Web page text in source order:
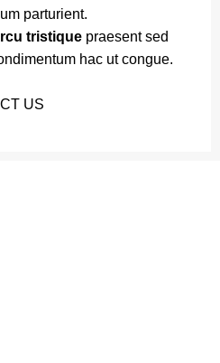
parturient.
tristique praesent sed
hac ut congue.
US